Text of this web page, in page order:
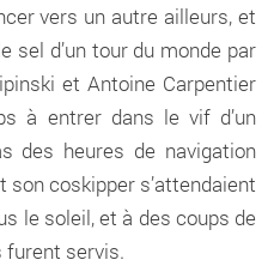
vers un autre ailleurs, et
sel d’un tour du monde par
et Antoine Carpentier
à entrer dans le vif d’un
des heures de navigation
coskipper s’attendaient
le soleil, et à des coups de
furent servis.